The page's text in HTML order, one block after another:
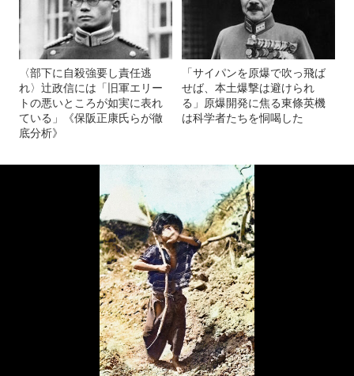
〈部下に自殺強要し責任逃
れ〉辻政信には「旧軍エリー
トの悪いところが如実に表れ
ている」《保阪正康氏らが徹
底分析》
「サイパンを原爆で吹っ飛ば
せば、本土爆撃は避けられ
る」原爆開発に焦る東條英機
は科学者たちを恫喝した